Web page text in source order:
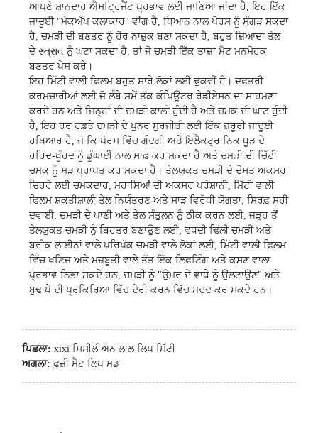
ਆਪਣੇ ਸ਼ਾਨਦਾਰ ਐਸਟ੍ਰਿਜੈਂਟ ਪ੍ਰਭਾਵ ਲਈ ਜਾਣਿਆ ਜਾਂਦਾ ਹੈ, ਇਹ ਇੱਕ
ਜਾਦੂਈ "ਮੇਕਅੱਪ ਕਲਾਕਾਰ" ਵਾਂਗ ਹੈ, ਧਿਆਨ ਨਾਲ ਪੋਰਸ ਨੂੰ ਸੁੰਗੜ ਸਕਦਾ
ਹੈ, ਚਮੜੀ ਦੀ ਬਣਤਰ ਨੂੰ ਹੋਰ ਨਾਜ਼ੁਕ ਬਣਾ ਸਕਦਾ ਹੈ, ਬਹੁਤ ਜ਼ਿਆਦਾ ਤੇਲ
ਦੇ સ્ત્રાવ ਨੂੰ ਘਟਾ ਸਕਦਾ ਹੈ, ਤਾਂ ਜੋ ਚਮੜੀ ਇੱਕ ਤਾਜ਼ਾ ਮੈਟ ਮਨਮੋਹਕ
ਬਣਤਰ ਪੇਸ਼ ਕਰੇ।
ਇਹ ਮਿੱਟੀ ਵਾਲੀ ਫਿਲਮ ਬਹੁਤ ਸਾਰੇ ਲੋਕਾਂ ਲਈ ਢੁਕਵੀਂ ਹੈ। ਦਫਤਰੀ
ਕਰਮਚਾਰੀਆਂ ਲਈ ਜੋ ਲੰਬੇ ਸਮੇਂ ਤੱਕ ਕੰਪਿਊਟਰ ਰੇਡੀਏਸ਼ਨ ਦਾ ਸਾਹਮਣਾ
ਕਰਦੇ ਹਨ ਅਤੇ ਜਿਨ੍ਹਾਂ ਦੀ ਚਮੜੀ ਕਾਲੀ ਹੁੰਦੀ ਹੈ ਅਤੇ ਚਮਕ ਦੀ ਘਾਟ ਹੁੰਦੀ
ਹੈ, ਇਹ ਹਰ ਹਫ਼ਤੇ ਚਮੜੀ ਦੇ ਪੁਨਰ ਸੁਰਜੀਤੀ ਲਈ ਇੱਕ ਜ਼ਰੂਰੀ ਜਾਦੂਈ
ਹਥਿਆਰ ਹੈ, ਜੋ ਕਿ ਪੋਰਸ ਵਿੱਚ ਗੰਦਗੀ ਅਤੇ ਇਲੈਕਟ੍ਰਾਨਿਕ ਧੂੜ ਦੇ
ਰਹਿੰਦ-ਖੂੰਹਦ ਨੂੰ ਡੂੰਘਾਈ ਨਾਲ ਸਾਫ਼ ਕਰ ਸਕਦਾ ਹੈ ਅਤੇ ਚਮੜੀ ਦੀ ਚਿੱਟੀ
ਚਮਕ ਨੂੰ ਮੁੜ ਪ੍ਰਾਪਤ ਕਰ ਸਕਦਾ ਹੈ। ਤੇਲਯੁਕਤ ਚਮੜੀ ਦੇ ਦੋਸਤ ਅਕਸਰ
ਚਿਹਰੇ ਲਈ ਚਮਕਦਾਰ, ਮੁਹਾਸਿਆਂ ਦੀ ਅਕਸਰ ਪਰੇਸ਼ਾਨੀ, ਮਿੱਟੀ ਵਾਲੀ
ਫਿਲਮ ਸ਼ਕਤੀਸ਼ਾਲੀ ਤੇਲ ਨਿਯੰਤਰਣ ਅਤੇ ਸਾੜ ਵਿਰੋਧੀ ਯੋਗਤਾ, ਸਿਰਫ਼ ਸਹੀ
ਦਵਾਈ, ਚਮੜੀ ਦੇ ਪਾਣੀ ਅਤੇ ਤੇਲ ਸੰਤੁਲਨ ਨੂੰ ਠੀਕ ਕਰਨ ਲਈ, ਜੜ੍ਹ ਤੋਂ
ਤੇਲਯੁਕਤ ਚਮੜੀ ਨੂੰ ਬਿਹਤਰ ਬਣਾਉਣ ਲਈ; ਵਧਦੀ ਢਿੱਲੀ ਚਮੜੀ ਅਤੇ
ਬਰੀਕ ਲਾਈਨਾਂ ਵਾਲੇ ਪਰਿਪੱਕ ਚਮੜੀ ਵਾਲੇ ਲੋਕਾਂ ਲਈ, ਮਿੱਟੀ ਵਾਲੀ ਫਿਲਮ
ਵਿੱਚ ਖਣਿਜ ਅਤੇ ਮਜ਼ਬੂਤੀ ਵਾਲੇ ਤੱਤ ਇੱਕ ਲਿਫਟਿੰਗ ਅਤੇ ਕਸਣ ਵਾਲਾ
ਪ੍ਰਭਾਵ ਨਿਭਾ ਸਕਦੇ ਹਨ, ਚਮੜੀ ਨੂੰ "ਉਮਰ ਦੇ ਵਾਧੇ ਨੂੰ ਉਲਟਾਉਣ" ਅਤੇ
ਬੁਢਾਪੇ ਦੀ ਪ੍ਰਕਿਰਿਆ ਵਿੱਚ ਦੇਰੀ ਕਰਨ ਵਿੱਚ ਮਦਦ ਕਰ ਸਕਦੇ ਹਨ।
ਪਿਛਲਾ: xixi ਸਿਸੀਲੀਅਨ ਲਾਲ ਲਿਪ ਮਿੱਟੀ
ਅਗਲਾ: ਫਜ਼ੀ ਮੈਟ ਲਿਪ ਮਡ